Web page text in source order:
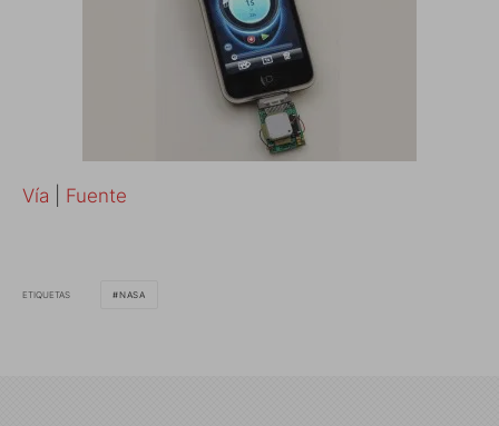
Vía Fuente
ETIQUETAS NASA